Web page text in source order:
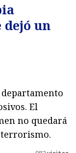
dejó un
El
no quedará